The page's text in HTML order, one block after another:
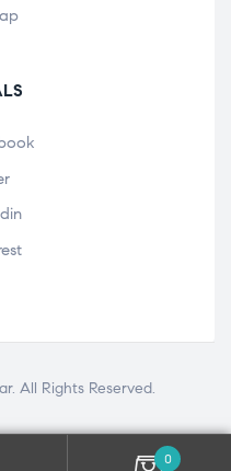
. All Rights Reserved.
0